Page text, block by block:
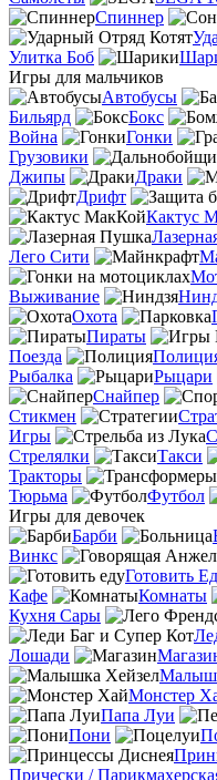
Спиннер
Улитка Боб
Игры для мальчиков
Автобусы
Бильярд
Бокс
Война
Гонки
Грузовики
Джипы
Драки
Дрифт
Кактус
Лего Сити
Выживание
Охота
Пираты
Поезда
Рыбалка
Рыцари
Снайпер
Стикмен
Игры
Стрелялки
Такси
Тракторы
Тюрьма
Футбол
Игры для девочек
Барби
Винкс
Готовить
Кафе
Комнаты
Кухня Сары
Лошади
Монстер
Папа Луи
Пони
Прически /